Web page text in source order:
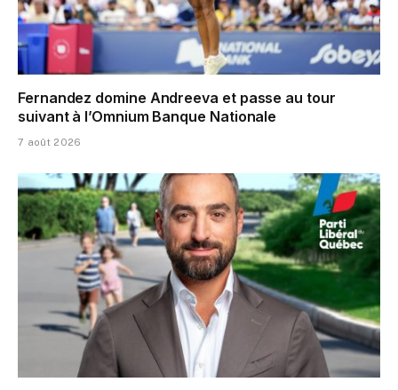
Fernandez domine Andreeva et passe au tour
suivant à l’Omnium Banque Nationale
7 août 2026